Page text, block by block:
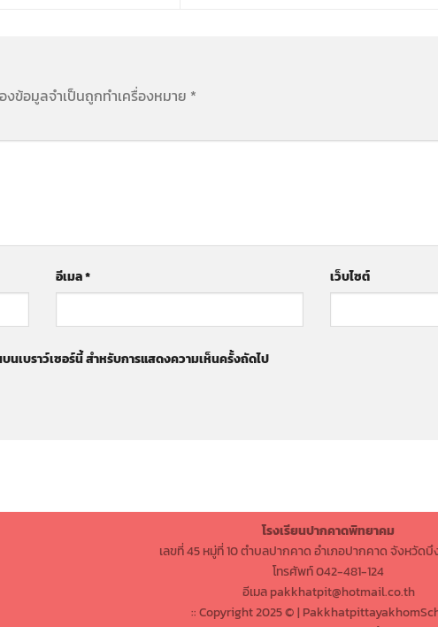
งข้อมูลจำเป็นถูกทำเครื่องหมาย *
อีเมล* เว็บไซต์
นเบราว์เซอร์นี้ สำหรับการแสดงความเห็นครั้งถัดไป
โรงเรียนปากคาดพิทยาคม
เลขที่ 45 หมู่ที่ 10 ตำบลปากคาด อำเภอปากคาด จังหวัด
โทรศัพท์ 042-481-124
อีเมล pakkhatpit@hotmail.co.th
:: Copyright 2025 © |